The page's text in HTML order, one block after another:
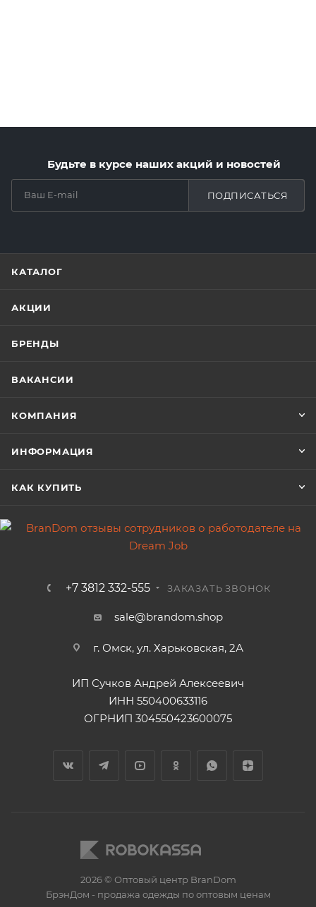
Будьте в курсе наших акций и новостей
ПОДПИСАТЬСЯ
КАТАЛОГ
АКЦИИ
БРЕНДЫ
ВАКАНСИИ
КОМПАНИЯ
ИНФОРМАЦИЯ
КАК КУПИТЬ
+7 3812 332-555 ЗАКАЗАТЬ ЗВОНОК
sale@brandom.shop
г. Омск, ул. Харьковская, 2А
ИП Сучков Андрей Алексеевич
ИНН 550400633116
ОГРНИП 304550423600075
2026 © Оптовый центр BranDom
БрэнДом - продажа одежды по оптовым ценам